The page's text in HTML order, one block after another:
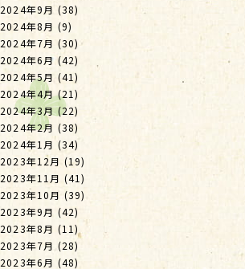
2024年9月 (38)
2024年8月 (9)
2024年7月 (30)
2024年6月 (42)
2024年5月 (41)
2024年4月(21)
2024年3月(22)
2024年2月 (38)
2024年1月 (34)
2023年12月 (19)
2023年11月 (41)
2023年10月 (39)
2023年9月 (42)
2023年8月 (11)
2023年7月 (28)
2023年6月 (48)